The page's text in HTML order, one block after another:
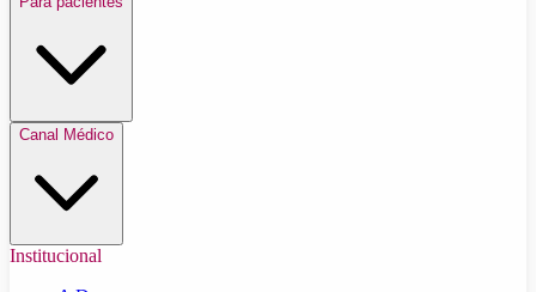
Canal Médico
Institucional